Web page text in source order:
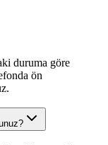
duruma göre
ön